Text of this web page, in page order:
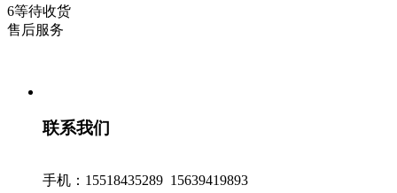
6等待收货
售后服务
联系我们
手机：15518435289 15639419893